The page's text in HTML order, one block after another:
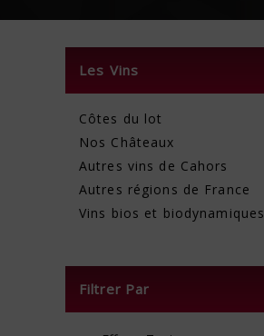
Les Vins
Côtes du lot
Nos Châteaux
Autres vins de Cahors
Autres régions de France
Vins bios et biodynamiques
Filtrer Par